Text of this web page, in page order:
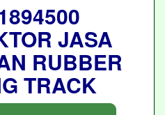
JASA
RUBBER
TRACK